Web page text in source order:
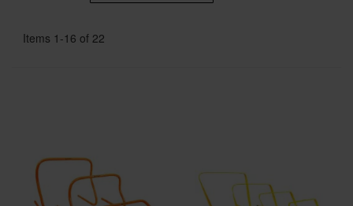
Items 1 -16 of 22